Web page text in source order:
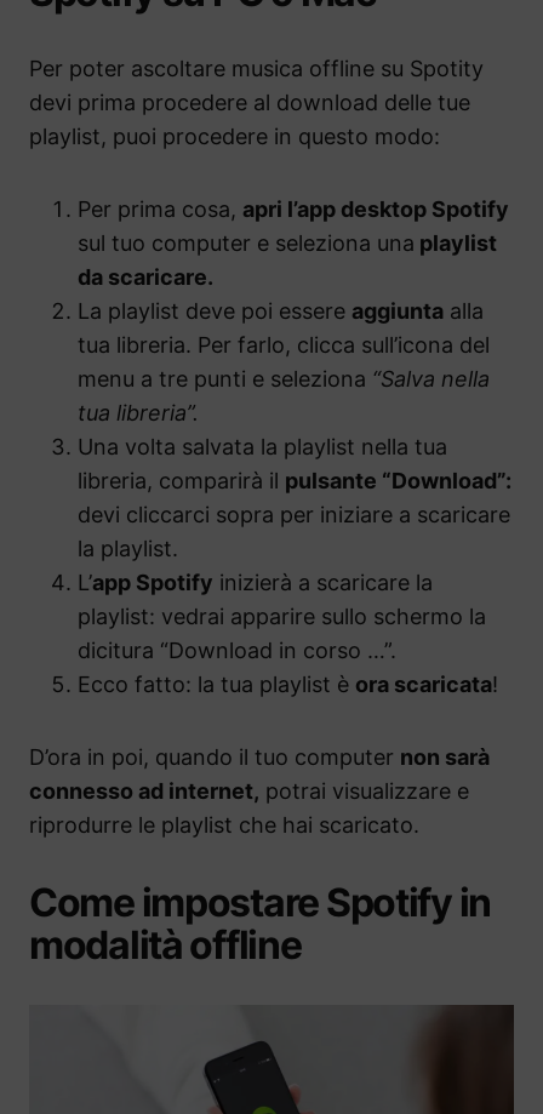
Per poter ascoltare musica offline su Spotity
devi prima procedere al download delle tue
playlist, puoi procedere in questo modo:
Per prima cosa, apri l’app desktop Spotify
sul tuo computer e seleziona una playlist
da scaricare.
La playlist deve poi essere aggiunta alla
tua libreria. Per farlo, clicca sull’icona del
menu a tre punti e seleziona “Salva nella
tua libreria”.
Una volta salvata la playlist nella tua
libreria, comparirà il pulsante “Download”:
devi cliccarci sopra per iniziare a scaricare
la playlist.
L’app Spotify inizierà a scaricare la
playlist: vedrai apparire sullo schermo la
dicitura “Download in corso …”.
Ecco fatto: la tua playlist è ora scaricata!
D’ora in poi, quando il tuo computer non sarà
connesso ad internet, potrai visualizzare e
riprodurre le playlist che hai scaricato.
Come impostare Spotify in
modalità offline